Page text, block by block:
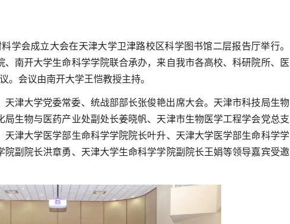
学会成立大会在天津大学卫津路校区科学图书馆二层报告厅举行。
南开大学生命科学学院联合承办，来自我市各高校、科研院所、医
。会议由南开大学王恺教授主持。
天津大学党委常委、统战部部长张俊艳出席大会。天津市科技局生物
局生物与医药产业处副处长姜晓帆、天津市生物医学工程学会党总支
津大学医学部生命科学学院院长叶升、天津大学医学部生命科学学
院副院长洪章勇、天津大学生命科学学院副院长王娟等领导嘉宾受邀